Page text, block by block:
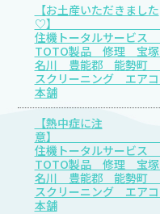
【お土産いただきました
住機トータルサービス
TOTO製品 修理 宝
名川 豊能郡 能勢町
スクリーニング エア
本舗
【熱中症に注
住機トータルサービス
TOTO製品 修理 宝
名川 豊能郡 能勢町
スクリーニング エア
本舗